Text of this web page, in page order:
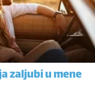
zaljubi u mene